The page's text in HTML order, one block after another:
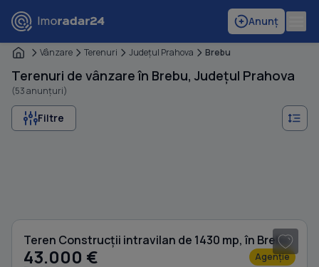
Anunț
Vânzare Terenuri Judeţul Prahova Brebu
Terenuri de vânzare în Brebu, Județul Prahova
(53 anunțuri)
Filtre
Teren Construcții intravilan de 1430 mp, în Brebu
43.000 € Agenție